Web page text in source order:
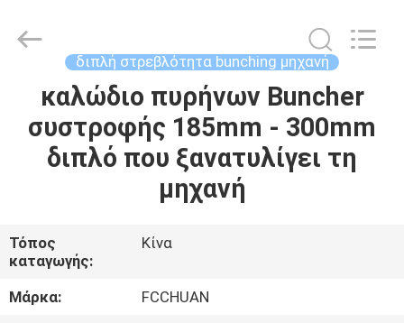
ΣΠΊΤΙ
ΠΡΟΪΌΝΤΑ
ΕΜΦΆΝΙΣΗ
VR
and
Mechanical
διπλή στρεβλότητα bunching μηχανή
καλώδιο πυρήνων Buncher
συστροφής 185mm - 300mm
διπλό που ξανατυλίγει τη
μηχανή
Τόπος
καταγωγής:
Κίνα
Μάρκα:
FCCHUAN